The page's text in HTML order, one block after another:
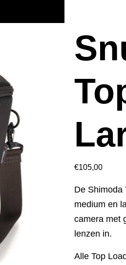
€105,00
De Shimoda
medium en
camera met
lenzen in.
Alle Top